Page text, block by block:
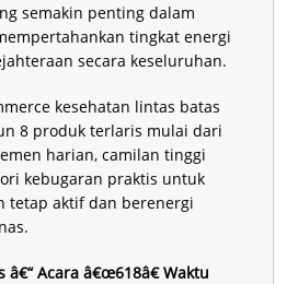
semakin penting dalam
tingkat energi
secara keseluruhan.
kesehatan lintas batas
8 produk terlaris mulai dari
harian, camilan tinggi
kebugaran praktis untuk
tetap aktif dan berenergi
Acara â€œ618â€ Waktu